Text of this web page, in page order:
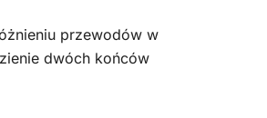
przewodów w
dwóch końców